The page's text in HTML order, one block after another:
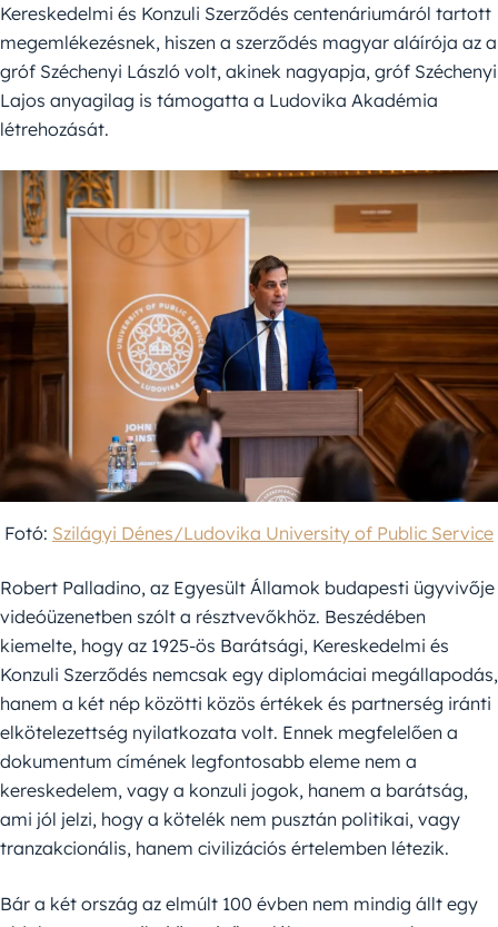
Kereskedelmi és Konzuli Szerződés centenáriumáról tartott
megemlékezésnek, hiszen a szerződés magyar aláírója az a
gróf Széchenyi László volt, akinek nagyapja, gróf Széchenyi
Lajos anyagilag is támogatta a Ludovika Akadémia
létrehozását.
Fotó: Szilágyi Dénes/Ludovika University of Public Service
Robert Palladino, az Egyesült Államok budapesti ügyvivője
videóüzenetben szólt a résztvevőkhöz. Beszédében
kiemelte, hogy az 1925-ös Barátsági, Kereskedelmi és
Konzuli Szerződés nemcsak egy diplomáciai megállapodás,
hanem a két nép közötti közös értékek és partnerség iránti
elkötelezettség nyilatkozata volt. Ennek megfelelően a
dokumentum címének legfontosabb eleme nem a
kereskedelem, vagy a konzuli jogok, hanem a barátság,
ami jól jelzi, hogy a kötelék nem pusztán politikai, vagy
tranzakcionális, hanem civilizációs értelemben létezik.
Bár a két ország az elmúlt 100 évben nem mindig állt egy